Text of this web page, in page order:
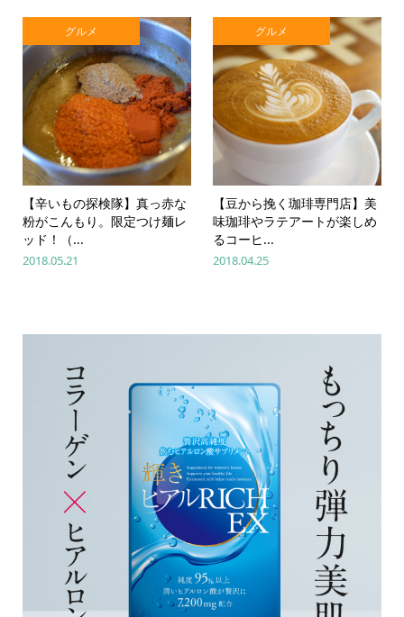
グルメ
【辛いもの探検隊】真っ赤な
粉がこんもり。限定つけ麺レ
ッド！（...
2018.05.21
グルメ
【豆から挽く珈琲専門店】美
味珈琲やラテアートが楽しめ
るコーヒ...
2018.04.25